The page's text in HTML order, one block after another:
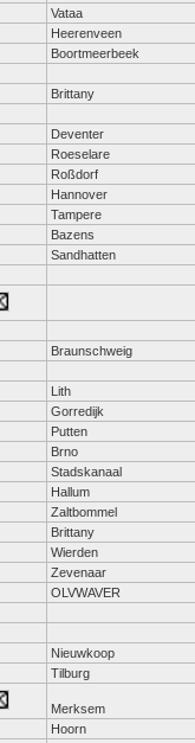
Vataa
Heerenveen
Boortmeerbeek
Brittany
Deventer
Roeselare
Roßdorf
Hannover
Tampere
Bazens
Sandhatten
Braunschweig
Lith
Gorredijk
Putten
Brno
Stadskanaal
Hallum
Zaltbommel
Brittany
Wierden
Zevenaar
OLVWAVER
Nieuwkoop
Tilburg
Merksem
Hoorn